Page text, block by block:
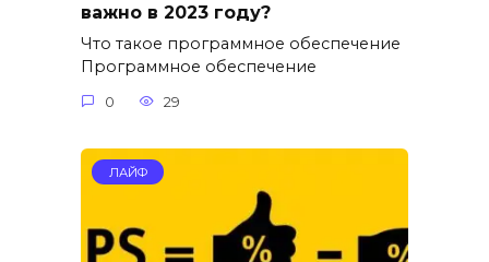
важно в 2023 году?
Что такое программное обеспечение
Программное обеспечение
0 29
ЛАЙФ